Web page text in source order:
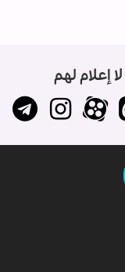
إعلام لهم